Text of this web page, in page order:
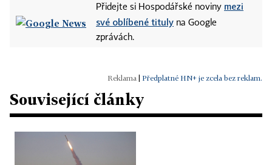
Přidejte si Hospodářské noviny mezi
své oblíbené tituly na Google
zprávách.
Předplatné HN+ je zcela bez reklam.
Související články